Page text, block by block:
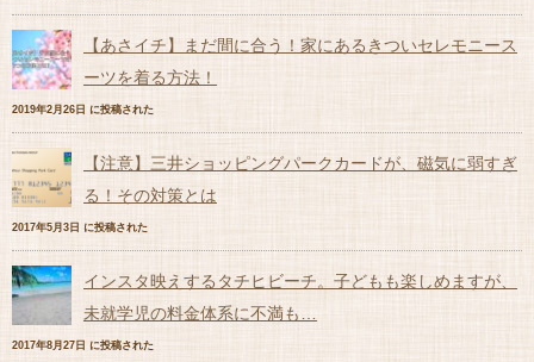
【あさイチ】まだ間に合う！家にあるきついセレモニース
ーツを着る方法！
2019年2月26日 に投稿された
【注意】三井ショッピングパークカードが、磁気に弱すぎ
る！その対策とは
2017年5月3日 に投稿された
インスタ映えするタチヒビーチ。子どもも楽しめますが、
未就学児の料金体系に不満も…
2017年8月27日 に投稿された